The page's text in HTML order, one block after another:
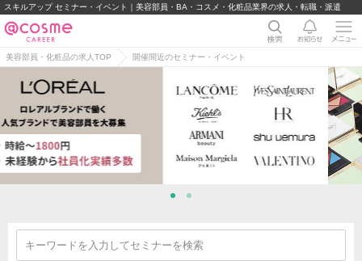
スキルアップ セミナー・イベント｜美容部員・BA・コスメ・化粧品業界の求人・転職・派遣
美容部員・化粧品の求人TOP 開催間近のセミナー・イベント